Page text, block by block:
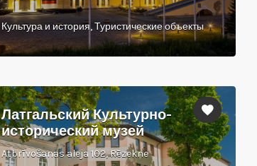
Культура и история, Туристические объекты
Латгальский Культурно-
исторический музей
Atbrīvošanas aleja 102, Rēzekne